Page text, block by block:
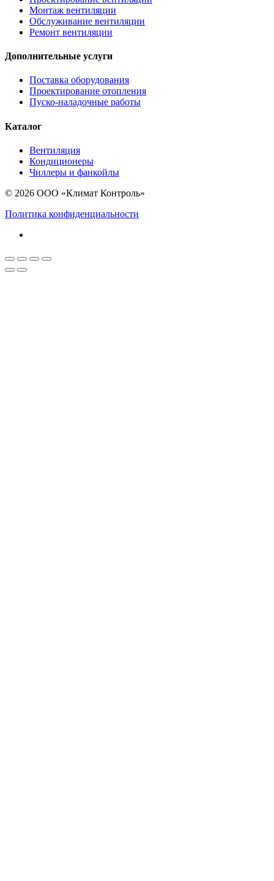
Монтаж вентиляции
Обслуживание вентиляции
Ремонт вентиляции
Дополнительные услуги
Поставка оборудования
Проектирование отопления
Пуско-наладочные работы
Каталог
Вентиляция
Кондиционеры
Чиллеры и фанкойлы
© 2026 ООО «Климат Контроль»
Политика конфиденциальности